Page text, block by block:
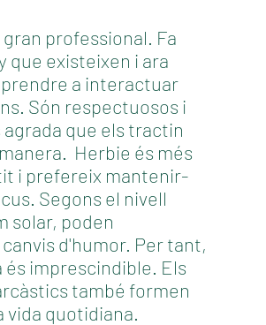
professional. Fa
que existeixen i ara
a interactuar
Són respectuosos i
que els tractin
Herbie és més
i prefereix mantenir-
Segons el nivell
solar, poden
d'humor. Per tant,
és imprescindible. Els
també formen
vida quotidiana.